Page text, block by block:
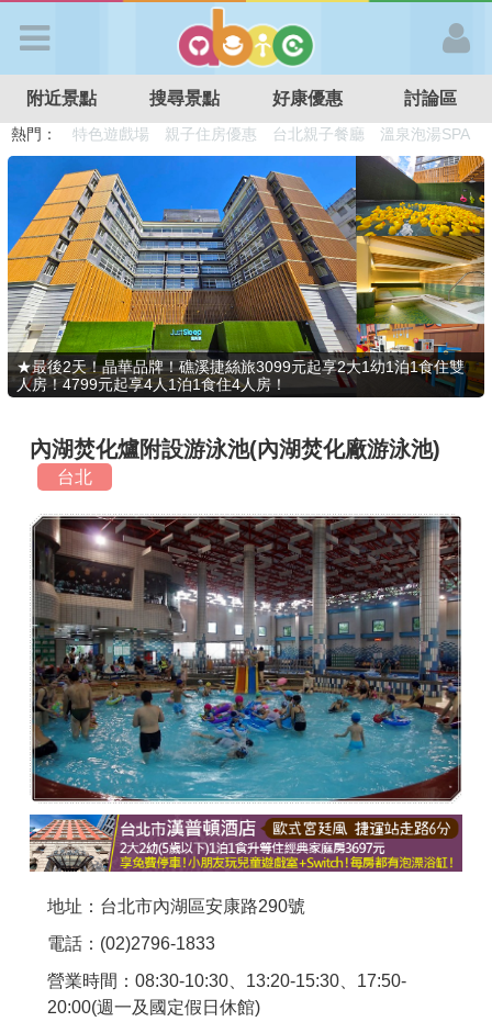
APP登入
首 頁
搜尋景點
好康優惠
最新消息
最新留言
商家合作
推薦景點
討論區
聯絡我們
APP下載
附近景點 搜尋景點 好康優惠 討論區
熱門： 溜滑梯民宿 觀光工廠 DIY摘果
日本親子景點
特色遊戲場
親子住房優惠 台北親子餐廳 溫泉泡湯SPA
★最後2天！晶華品牌！礁溪捷絲旅3099元起享2大1幼1泊1食住雙
人房！4799元起享4人1泊1食住4人房！
內湖焚化爐附設游泳池(內湖焚化廠游泳池)
台北
地址：台北市內湖區安康路290號
電話：(02)2796-1833
營業時間：08:30-10:30、13:20-15:30、17:50-
20:00(週一及國定假日休館)